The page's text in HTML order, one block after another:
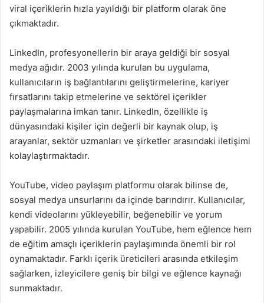
viral içeriklerin hızla yayıldığı bir platform olarak öne
çıkmaktadır.
LinkedIn, profesyonellerin bir araya geldiği bir sosyal
medya ağıdır. 2003 yılında kurulan bu uygulama,
kullanıcıların iş bağlantılarını geliştirmelerine, kariyer
fırsatlarını takip etmelerine ve sektörel içerikler
paylaşmalarına imkan tanır. LinkedIn, özellikle iş
dünyasındaki kişiler için değerli bir kaynak olup, iş
arayanlar, sektör uzmanları ve şirketler arasındaki iletişimi
kolaylaştırmaktadır.
YouTube, video paylaşım platformu olarak bilinse de,
sosyal medya unsurlarını da içinde barındırır. Kullanıcılar,
kendi videolarını yükleyebilir, beğenebilir ve yorum
yapabilir. 2005 yılında kurulan YouTube, hem eğlence hem
de eğitim amaçlı içeriklerin paylaşımında önemli bir rol
oynamaktadır. Farklı içerik üreticileri arasında etkileşim
sağlarken, izleyicilere geniş bir bilgi ve eğlence kaynağı
sunmaktadır.